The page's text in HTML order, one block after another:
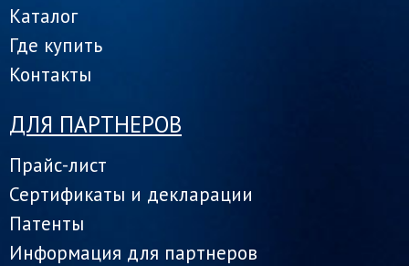
Каталог
Где купить
Контакты
ДЛЯ ПАРТНЕРОВ
Прайс-лист
Сертификаты и декларации
Патенты
Информация для партнеров